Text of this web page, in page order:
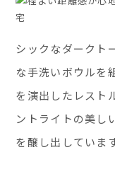
シックなダークト
な手洗いボウルを
を演出したレスト
ントライトの美し
を醸し出しています